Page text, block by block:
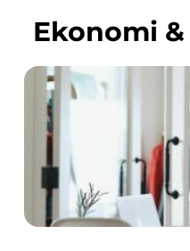
Ekonomi